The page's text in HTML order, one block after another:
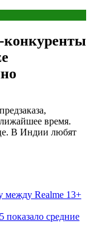
время.
В Индии любят
между Realme 13+
показало средние